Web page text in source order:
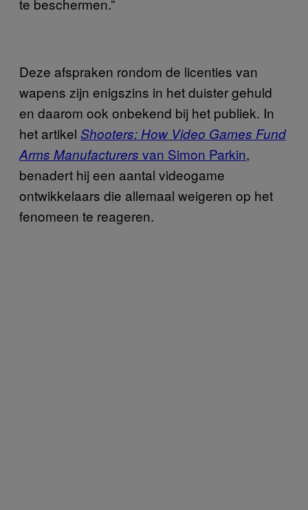
Deze afspraken rondom de licenties van
wapens zijn enigszins in het duister gehuld
en daarom ook onbekend bij het publiek. In
het artikel Shooters: How Video Games Fund
Arms Manufacturers van Simon Parkin,
benadert hij een aantal videogame
ontwikkelaars die allemaal weigeren op het
fenomeen te reageren.